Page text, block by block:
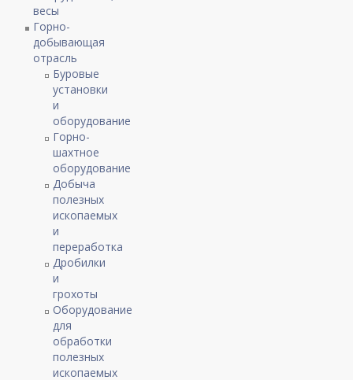
весы
Горно-
добывающая
отрасль
Буровые
установки
и
оборудование
Горно-
шахтное
оборудование
Добыча
полезных
ископаемых
и
переработка
Дробилки
и
грохоты
Оборудование
для
обработки
полезных
ископаемых